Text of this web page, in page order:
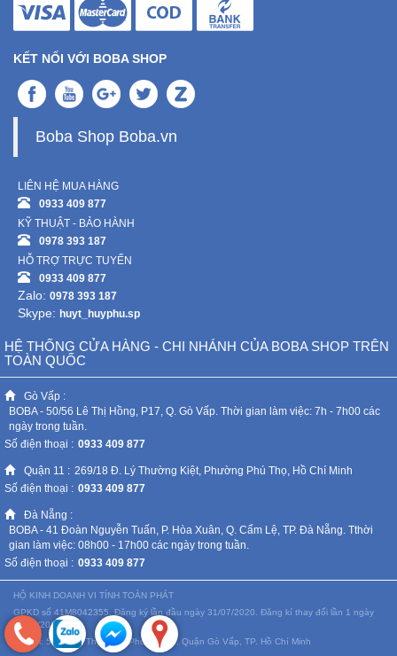
KẾT NỐI VỚI BOBA SHOP
Boba Shop Boba.vn
LIÊN HỆ MUA HÀNG
0933 409 877
KỸ THUẬT - BẢO HÀNH
0978 393 187
HỖ TRỢ TRỰC TUYẾN
0933 409 877
Zalo: 0978 393 187
Skype: huyt_huyphu.sp
HỆ THỐNG CỬA HÀNG - CHI NHÁNH CỦA BOBA SHOP TRÊN
TOÀN QUỐC
Gò Vấp :
BOBA - 50/56 Lê Thị Hồng, P17, Q. Gò Vấp. Thời gian làm việc: 7h - 7h00 các
ngày trong tuần.
Số điện thoại : 0933 409 877
Quận 11 : 269/18 Đ. Lý Thường Kiệt, Phường Phú Thọ, Hồ Chí Minh
Số điện thoại : 0933 409 877
Đà Nẵng :
BOBA - 41 Đoàn Nguyễn Tuấn, P. Hòa Xuân, Q. Cẩm Lệ, TP. Đà Nẵng. Tthời
gian làm việc: 08h00 - 17h00 các ngày trong tuần.
Số điện thoại : 0933 409 877
HỘ KINH DOANH VI TÍNH TOÀN PHÁT
GPKD số 41M8042355. Đăng ký lần đầu ngày 31/07/2020. Đăng kí thay đổi lần 1 ngày
07/06/2022
Địa chỉ: 50/56 Lê Thị Hồng, Phường 17, Quận Gò Vấp, TP. Hồ Chí Minh